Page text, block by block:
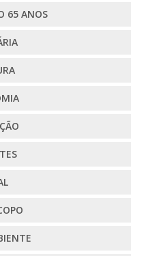
65 ANOS